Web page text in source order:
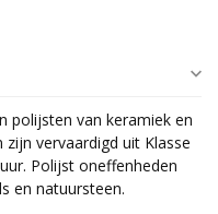
polijsten van keramiek en
vervaardigd uit Klasse
Polijst oneffenheden
en natuursteen.